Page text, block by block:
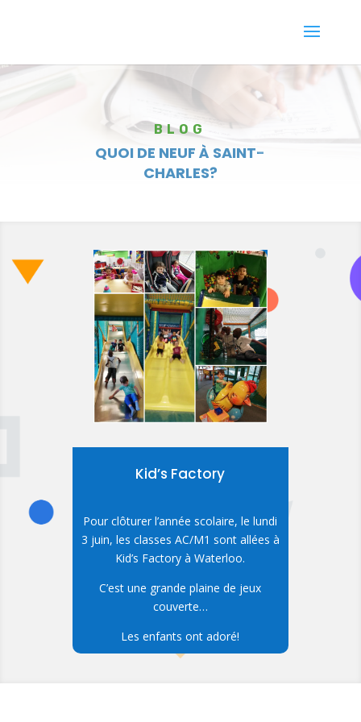
BLOG
QUOI DE NEUF À SAINT-
CHARLES?
Kid’s Factory
Pour clôturer l’année scolaire, le lundi
3 juin, les classes AC/M1 sont allées à
Kid’s Factory à Waterloo.
C’est une grande plaine de jeux
couverte…
Les enfants ont adoré!